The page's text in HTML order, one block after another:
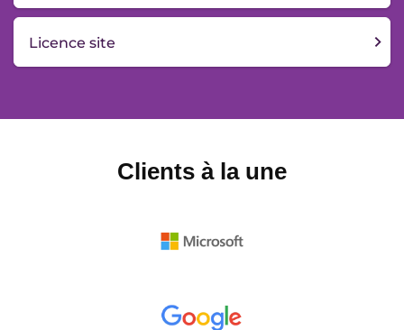
Licence site
Clients à la une